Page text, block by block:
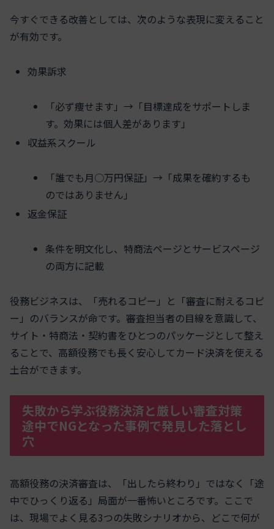
今すぐできる改善としては、次のような表現に変えること
が有効です。
効果訴求
「必ず痩せます」→「目標達成をサポートしま
す。効果には個人差があります」
収益系スクール
「誰でも月○万円保証」→「成果を確約するも
のではありません」
返金保証
条件を明文化し、特商法ページとサービスページ
の両方に記載
役務ビジネスは、「売れるコピー」と「審査に耐えるコピ
ー」のバランスが命です。審査担当者の目線を意識して、
サイト・特商法・契約書をひとつのパッケージとして整え
ることで、高額役務でも長く安心してカード決済を使える
土台ができます。
失敗から学ぶ役務決済と厳しい審査対策
途中でNGとなった事例で発見した落とし
穴
高額役務の決済審査は、「出したら終わり」ではなく「途
中でひっくり返る」局面が一番怖いところです。ここで
は、現場でよく見る3つの失敗シナリオから、どこで何が